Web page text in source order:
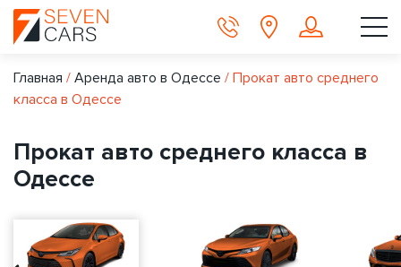
Главная / Аренда авто в Одессе / Прокат авто среднего
класса в Одессе
Прокат авто среднего класса в
Одессе